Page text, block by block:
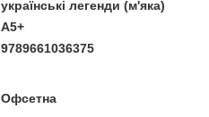
українські легенди (м'яка)
А5+
9789661036375
Офсетна